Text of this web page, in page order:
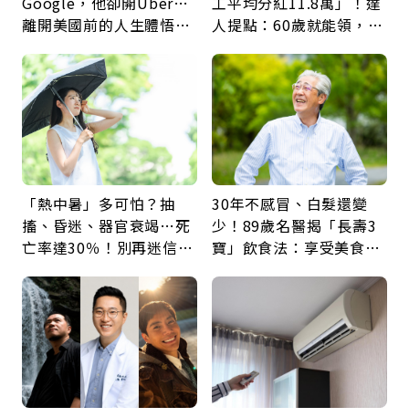
離開美國前的人生體悟：
人提點：60歲就能領，重
「熱中暑」多可怕？抽
搐、昏迷、器官衰竭…死
亡率達30％！別再迷信
5招才能真救命
30年不感冒、白髮還變
少！89歲名醫揭「長壽3
寶」飲食法：享受美食不